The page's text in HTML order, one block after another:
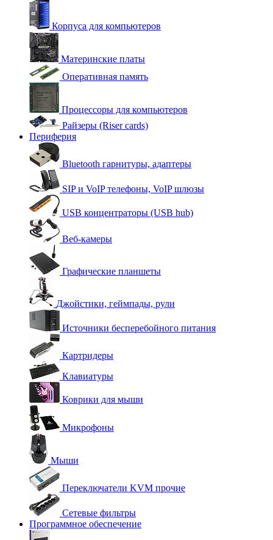
Корпуса для компьютеров
Материнские платы
Оперативная память
Процессоры для компьютеров
Райзеры (Riser cards)
Периферия
Bluetooth гарнитуры, адаптеры
SIP и VoIP телефоны, VoIP шлюзы
USB концентраторы (USB hub)
Веб-камеры
Графические планшеты
Джойстики, геймпады, рули
Источники бесперебойного питания
Картридеры
Клавиатуры
Коврики для мыши
Микрофоны
Мыши
Переключатели KVM прочие
Сетевые фильтры
Программное обеспечение